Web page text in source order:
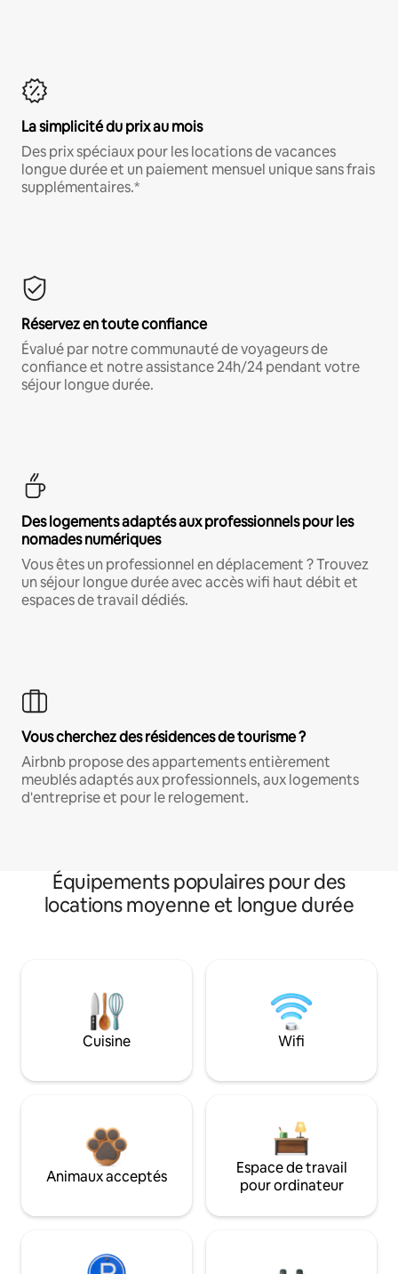
La simplicité du prix au mois
Des prix spéciaux pour les locations de vacances
longue durée et un paiement mensuel unique sans frais
supplémentaires.*
Réservez en toute confiance
Évalué par notre communauté de voyageurs de
confiance et notre assistance 24h/24 pendant votre
séjour longue durée.
Des logements adaptés aux professionnels pour les
nomades numériques
Vous êtes un professionnel en déplacement ? Trouvez
un séjour longue durée avec accès wifi haut débit et
espaces de travail dédiés.
Vous cherchez des résidences de tourisme ?
Airbnb propose des appartements entièrement
meublés adaptés aux professionnels, aux logements
d'entreprise et pour le relogement.
Équipements populaires pour des
locations moyenne et longue durée
Cuisine Wifi
Animaux acceptés
Espace de travail
pour ordinateur